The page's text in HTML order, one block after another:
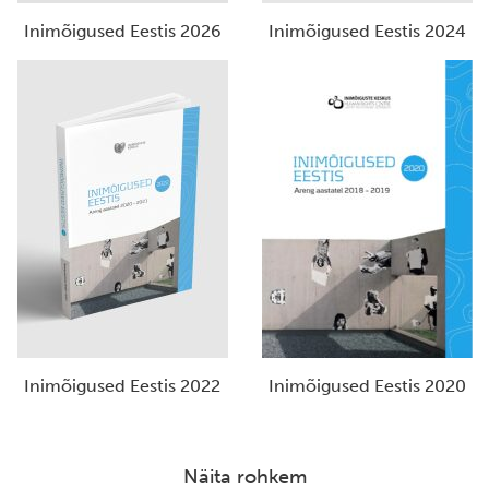
Inimõigused Eestis 2026 Inimõigused Eestis 2024
Inimõigused Eestis 2022 Inimõigused Eestis 2020
Näita rohkem